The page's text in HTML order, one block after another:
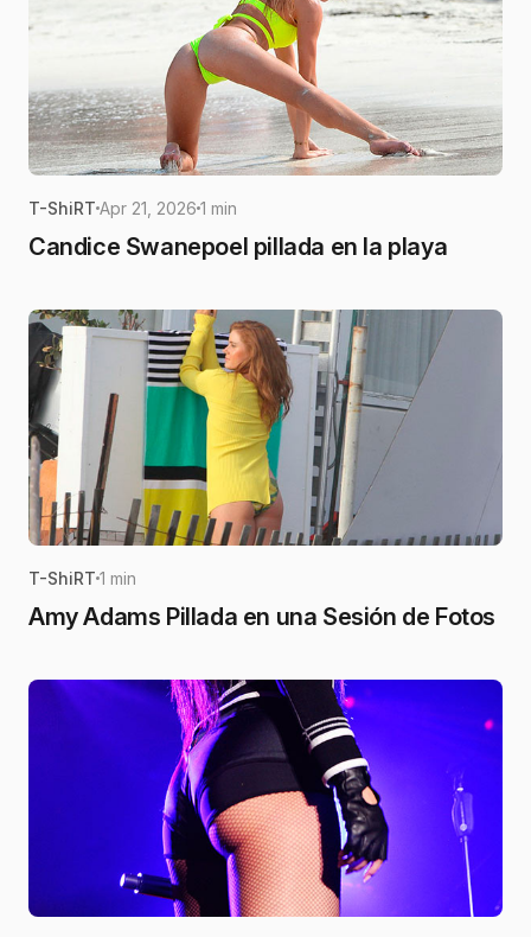
T-ShiRT Apr 21, 2026 1 min
Candice Swanepoel pillada en la playa
T-ShiRT 1 min
Amy Adams Pillada en una Sesión de Fotos